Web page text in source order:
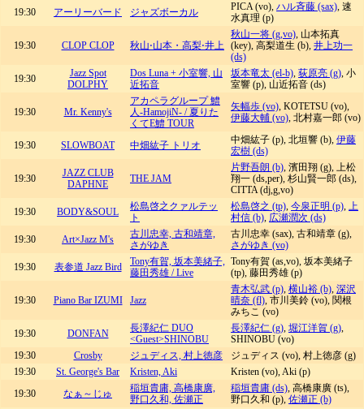
19:30 アーリーバード ジャズボーカル PICA (vo), ハル斉藤 (sax), 速
水真理 (p)
19:30 CLOP CLOP 秋山⋅山本・高梨⋅井上
秋山一将 (g,vo), 山本拓真
(key), 高梨道生 (b), 井上功一
(ds)
19:30
Jazz Spot
DOLPHY
Dos Luna + 小室響, 山
近拓音
坂本竜太 (el-b), 荻原亮 (g), 小
室響 (p), 山近拓音 (ds)
19:30 Mr. Kenny's
アカペラグループ 鱧
人-HamojiN- / 夏りた
くてE鱧 TOUR
矢幅歩 (vo), KOTETSU (vo),
伊藤大輔 (vo), 北村嘉一郎 (vo)
19:30 SLOWBOAT 中畑紘子 トリオ 中畑紘子 (p), 北垣響 (b), 伊藤
宏樹 (ds)
19:30
JAZZ CLUB
DAPHNE
THE JAM
片野吾朗 (b), 濱田翔 (g), 上松
翔一 (ds,per), 杉山賢一郎 (ds),
CITTA (dj,g,vo)
19:30
BODY&SOUL
松島啓之クァルテッ
ト
松島啓之 (tp), 今泉正明 (p), 上
村信 (b), 広瀬潤次 (ds)
19:30
Art×Jazz M's
古川忠幸, 古和靖章,
さがゆき
古川忠幸 (sax), 古和靖章 (g),
さがゆき (vo)
19:30
表参道 Jazz Bird
Tony有賀, 坂本美緒子,
藤田秀雄 / Live
Tony有賀 (as,vo), 坂本美緒子
(tp), 藤田秀雄 (p)
19:30 Piano Bar IZUMI Jazz
青木弘武 (p), 横山裕 (b), 深沢
晴奈 (fl), 市川美鈴 (vo), 関根
みちこ (vo)
19:30
DONFAN
長澤紀仁 DUO
<Guest>SHINOBU
長澤紀仁 (g), 堀江洋賀 (g),
SHINOBU (vo)
19:30
Crosby ジュディス, 村上徳彦
ジュディス (vo), 村上徳彦 (g)
19:30
St. George's Bar Kristen, Aki
Kristen (vo), Aki (p)
19:30
なぁ～じゅ
稲垣貴庸, 高橋康廣,
野口久和, 佐瀬正
稲垣貴庸 (ds), 高橋康廣 (ts),
野口久和 (p), 佐瀬正 (b)